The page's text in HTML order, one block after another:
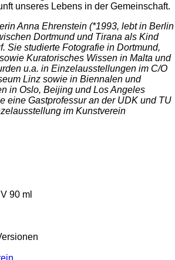
unseres Lebens in der Gemeinschaft.
Anna Ehrenstein (*1993, lebt in Berlin
Dortmund und Tirana als Kind
Sie studierte Fotografie in Dortmund,
Kuratorisches Wissen in Malta und
u.a. in Einzelausstellungen im C/O
Linz sowie in Biennalen und
in Oslo, Beijing und Los Angeles
eine Gastprofessur an der UDK und TU
im Kunstverein
90 ml